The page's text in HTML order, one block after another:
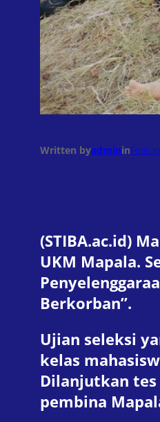
Written byadminin
(STIBA.ac.id)
UKM Mapala.
Berkorban”.
Ujian seleksi
kelas
Dilanjutkan tes
pembina